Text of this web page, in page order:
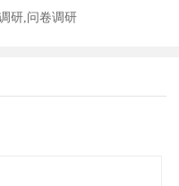
研,问卷调研